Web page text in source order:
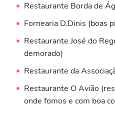
Restaurante Borda de
Fornearia D.Dinis (boas
Restaurante José do
demorado)
Restaurante da
Restaurante O Avião
onde fomos e com boa